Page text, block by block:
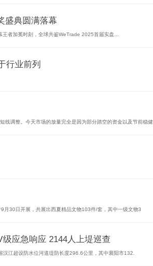
盛典圆满落幕
者加冕时刻，全球共鉴WeTrade 2025首届实盘...
行业前列
线调整。今天市场的放量完全是因为部分踏空的资金以及节前稳健
月30日开展，共展出西夏精品文物103件/套，其中一级文物3
应急响应 2144人上堤巡查
江超设防水位河道堤防长度296.6公里，其中襄阳市132.